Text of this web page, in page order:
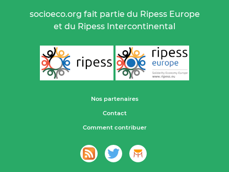
socioeco.org fait partie du Ripess Europe
et du Ripess Intercontinental
Nos partenaires
Contact
Comment contribuer